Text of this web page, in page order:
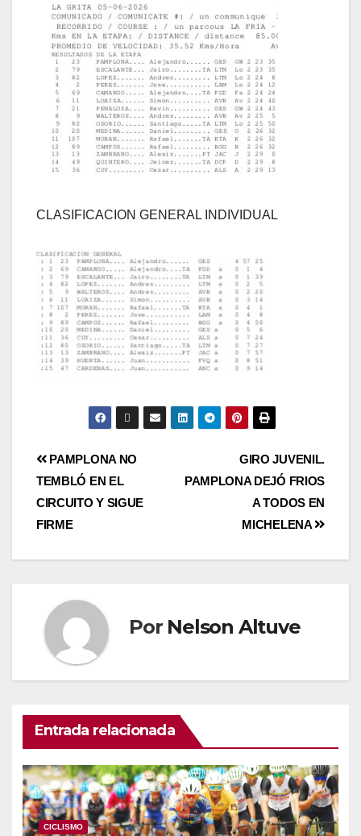
CLASIFICACION GENERAL INDIVIDUAL
GIRO JUVENIL.
PAMPLONA DEJÓ FRIOS
A TODOS EN
MICHELENA
PAMPLONA NO
TEMBLÓ EN EL
CIRCUITO Y SIGUE
FIRME
Por Nelson Altuve
Entrada relacionada
CICLISMO